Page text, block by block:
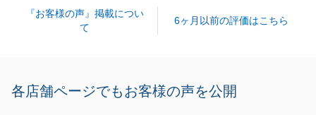
『お客様の声』掲載につい
て
6ヶ月以前の評価はこちら
各店舗ページでもお客様の声を公開